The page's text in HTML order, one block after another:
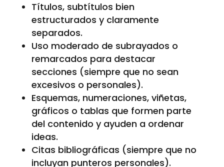
Títulos, subtítulos bien
estructurados y claramente
separados.
Uso moderado de subrayados o
remarcados para destacar
secciones (siempre que no sean
excesivos o personales).
Esquemas, numeraciones, viñetas,
gráficos o tablas que formen parte
del contenido y ayuden a ordenar
ideas.
Citas bibliográficas (siempre que no
incluyan punteros personales).